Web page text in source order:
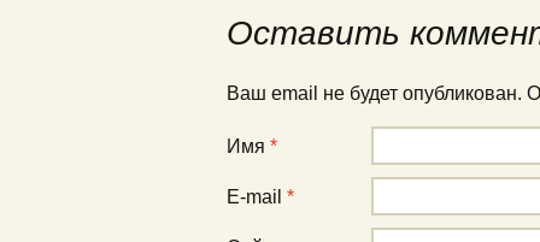
Оставить
Ваш email не будет опубликован.
Имя *
E-mail *